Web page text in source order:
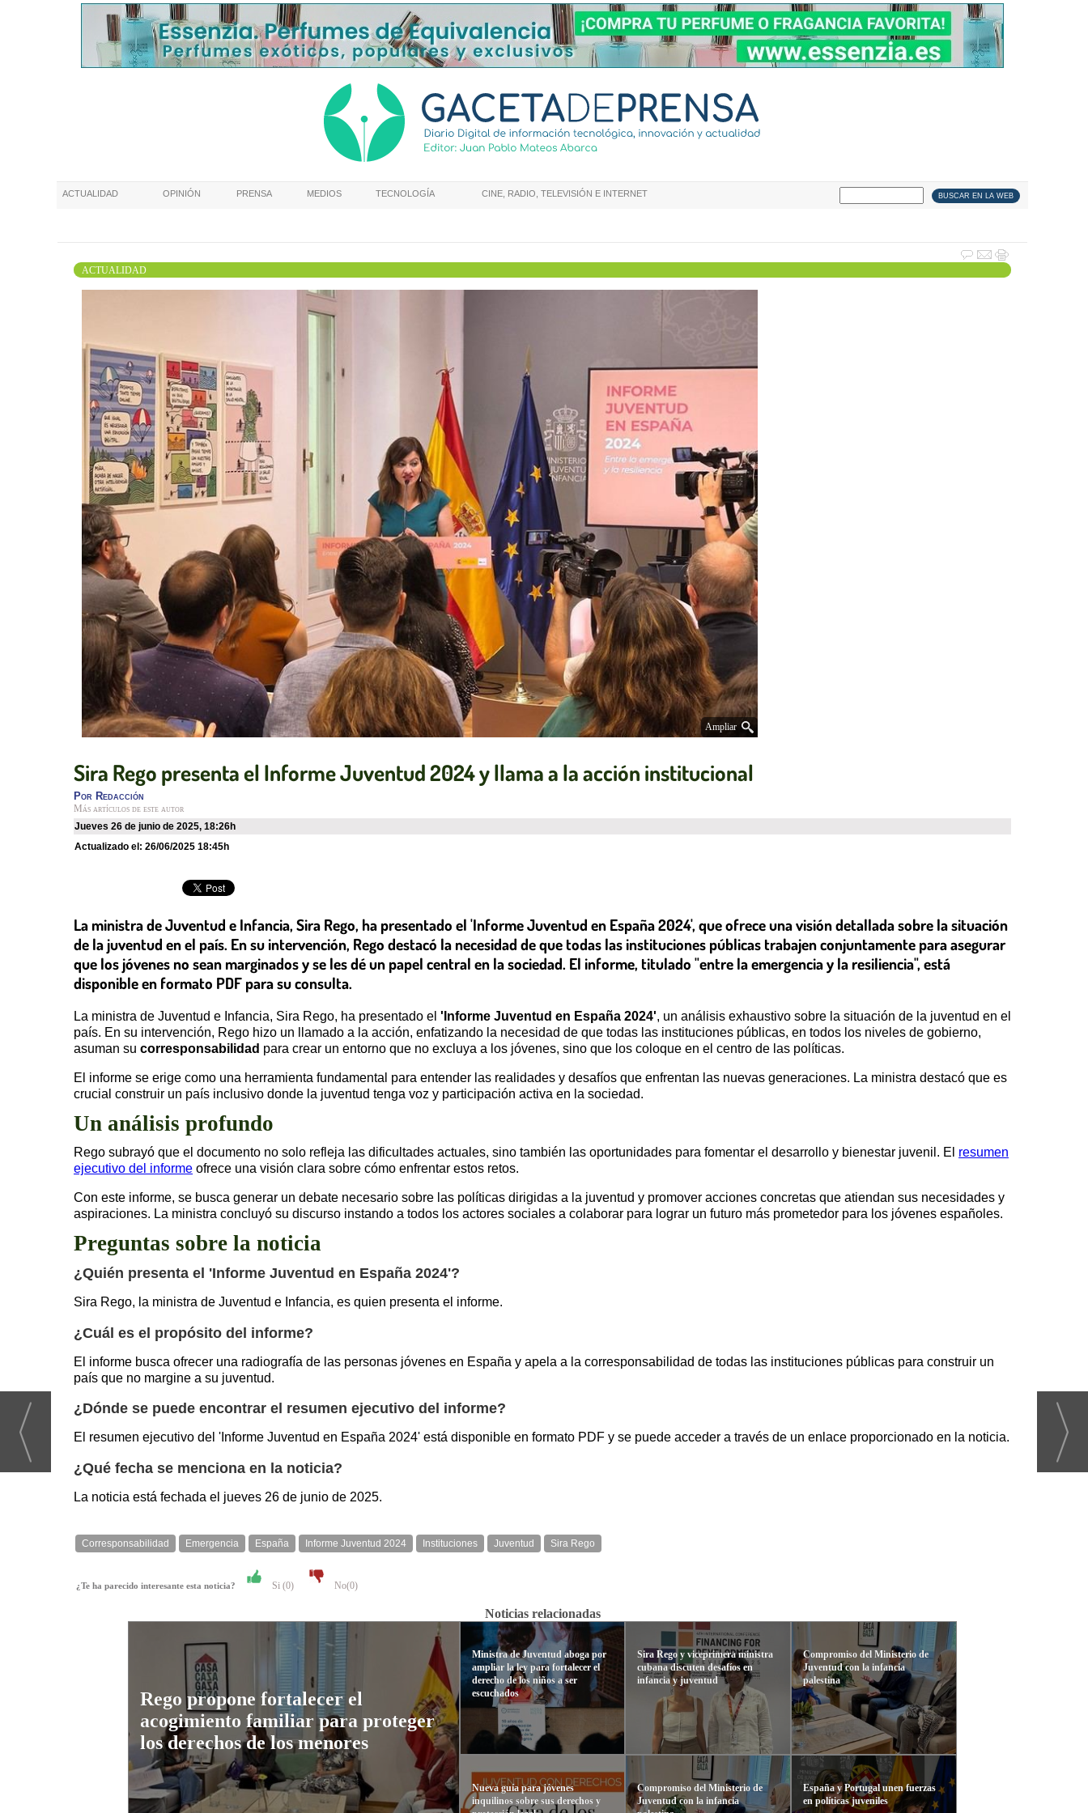
ACTUALIDAD OPINIÓN PRENSA MEDIOS TECNOLOGÍA CINE, RADIO, TELEVISIÓN E INTERNET
ACTUALIDAD
Ampliar
Sira Rego presenta el Informe Juventud 2024 y llama a la acción institucional
Por Redacción
Más artículos de este autor
jueves 26 de junio de 2025, 18:26h
Actualizado el: 26/06/2025 18:45h
La ministra de Juventud e Infancia, Sira Rego, ha presentado el 'Informe Juventud en España 2024', que ofrece una visión detallada sobre la situación
de la juventud en el país. En su intervención, Rego destacó la necesidad de que todas las instituciones públicas trabajen conjuntamente para asegurar
que los jóvenes no sean marginados y se les dé un papel central en la sociedad. El informe, titulado "entre la emergencia y la resiliencia", está
disponible en formato PDF para su consulta.
La ministra de Juventud e Infancia, Sira Rego, ha presentado el 'Informe Juventud en España 2024', un análisis exhaustivo sobre la situación de la juventud en el
país. En su intervención, Rego hizo un llamado a la acción, enfatizando la necesidad de que todas las instituciones públicas, en todos los niveles de gobierno,
asuman su corresponsabilidad para crear un entorno que no excluya a los jóvenes, sino que los coloque en el centro de las políticas.
El informe se erige como una herramienta fundamental para entender las realidades y desafíos que enfrentan las nuevas generaciones. La ministra destacó que es
crucial construir un país inclusivo donde la juventud tenga voz y participación activa en la sociedad.
Un análisis profundo
Rego subrayó que el documento no solo refleja las dificultades actuales, sino también las oportunidades para fomentar el desarrollo y bienestar juvenil. El resumen
ejecutivo del informe ofrece una visión clara sobre cómo enfrentar estos retos.
Con este informe, se busca generar un debate necesario sobre las políticas dirigidas a la juventud y promover acciones concretas que atiendan sus necesidades y
aspiraciones. La ministra concluyó su discurso instando a todos los actores sociales a colaborar para lograr un futuro más prometedor para los jóvenes españoles.
Preguntas sobre la noticia
¿Quién presenta el 'Informe Juventud en España 2024'?
Sira Rego, la ministra de Juventud e Infancia, es quien presenta el informe.
¿Cuál es el propósito del informe?
El informe busca ofrecer una radiografía de las personas jóvenes en España y apela a la corresponsabilidad de todas las instituciones públicas para construir un
país que no margine a su juventud.
¿Dónde se puede encontrar el resumen ejecutivo del informe?
El resumen ejecutivo del 'Informe Juventud en España 2024' está disponible en formato PDF y se puede acceder a través de un enlace proporcionado en la noticia.
¿Qué fecha se menciona en la noticia?
La noticia está fechada el jueves 26 de junio de 2025.
Corresponsabilidad Emergencia España Informe Juventud 2024 Instituciones Juventud Sira Rego
¿Te ha parecido interesante esta noticia? Si (0) No(0)
Noticias relacionadas
Rego propone fortalecer el
acogimiento familiar para proteger
los derechos de los menores
Ministra de Juventud aboga por
ampliar la ley para fortalecer el
derecho de los niños a ser
escuchados
Nueva guía para jóvenes
inquilinos sobre sus derechos y
Sira Rego y viceprimera ministra
cubana discuten desafíos en
infancia y juventud
Compromiso del Ministerio de
Juventud con la infancia
Compromiso del Ministerio de
Juventud con la infancia
palestina
España y Portugal unen fuerzas
en políticas juveniles